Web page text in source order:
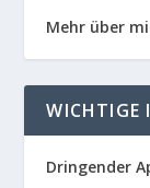
Mehr über
WICHTIGE
Dringender